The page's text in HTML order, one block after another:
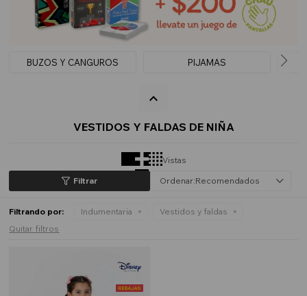
BUZOS Y CANGUROS PIJAMAS
VESTIDOS Y FALDAS DE NIÑA
Vistas
Recomendados
Filtrando por: Indumentaria
Vestidos y faldas
Quitar filtros